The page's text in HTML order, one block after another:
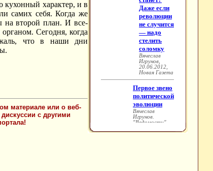
кухонный характер, и в
самих себя. Когда же
на второй план. И все-
Cегодня, когда
жаль, что в наши дни
материале или о веб-
с другими